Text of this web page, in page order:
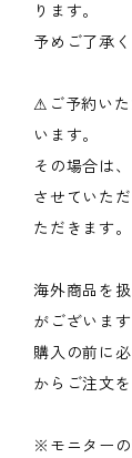
ります。
予めご了承
⚠︎ご予約いた
います。
その場合は
させていた
ただきます
海外商品を
がございま
購入の前に
からご注文
※モニター